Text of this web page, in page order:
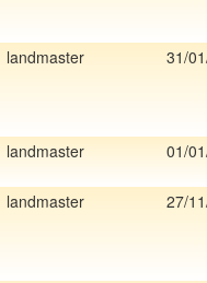
landmaster 31/
landmaster 01/
landmaster 27/